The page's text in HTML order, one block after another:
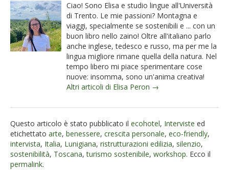
Ciao! Sono Elisa e studio lingue all'Università
di Trento. Le mie passioni? Montagna e
viaggi, specialmente se sostenibili e ... con un
buon libro nello zaino! Oltre all'italiano parlo
anche inglese, tedesco e russo, ma per me la
lingua migliore rimane quella della natura. Nel
tempo libero mi piace sperimentare cose
nuove: insomma, sono un'anima creativa!
Altri articoli di Elisa Peron →
Questo articolo è stato pubblicato il ecohotel, Interviste ed
etichettato arte, benessere, crescita personale, eco-friendly,
intervista, Italia, Lunigiana, ristrutturazioni edilizia, silenzio,
sostenibilità, Toscana,turismo sostenibile, workshop. Ecco il
permalink.